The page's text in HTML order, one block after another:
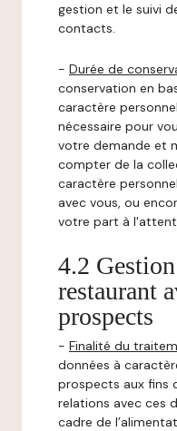
gestion et le suivi
contacts.
- Durée de
conservation en
caractère
nécessaire pour
votre demande et
compter de la
caractère
avec vous, ou
votre part à
4.2
restaurant
prospects
- Finalité du
données à
prospects aux fins
relations avec ces
cadre de